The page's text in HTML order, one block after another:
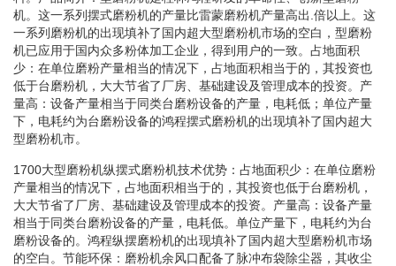
机。这一系列摆式磨粉机的产量比雷蒙磨粉机产量高出.倍以上。这
一系列磨粉机的出现填补了国内超大型磨粉机市场的空白，型磨粉
机已应用于国内众多粉体加工企业，得到用户的一致。占地面积
少：在单位磨粉产量相当的情况下，占地面积相当于的，其投资也
低于台磨粉机，大大节省了厂房、基础建设及管理成本的投资。产
量高：设备产量相当于同类台磨粉设备的产量，电耗低；单位产量
下，电耗约为台磨粉设备的鸿程摆式磨粉机的出现填补了国内超大
型磨粉机市。
1700大型磨粉机纵摆式磨粉机技术优势：占地面积少：在单位磨粉
产量相当的情况下，占地面积相当于的，其投资也低于台磨粉机，
大大节省了厂房、基础建设及管理成本的投资。产量高：设备产量
相当于同类台磨粉设备的产量，电耗低。单位产量下，电耗约为台
磨粉设备的。鸿程纵摆磨粉机的出现填补了国内超大型磨粉机市场
的空白。节能环保：磨粉机余风口配备了脉冲布袋除尘器，其收尘